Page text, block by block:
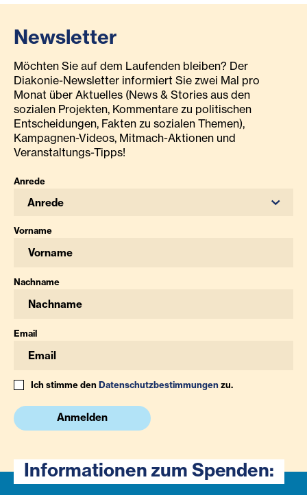
Newsletter
Möchten Sie auf dem Laufenden bleiben? Der
Diakonie-Newsletter informiert Sie zwei Mal pro
Monat über Aktuelles (News & Stories aus den
sozialen Projekten, Kommentare zu politischen
Entscheidungen, Fakten zu sozialen Themen),
Kampagnen-Videos, Mitmach-Aktionen und
Veranstaltungs-Tipps!
Anrede
Anrede
Vorname
Nachname
Email
Ich stimme denDatenschutzbestimmungenzu.
Anmelden
Informationen zum Spenden: